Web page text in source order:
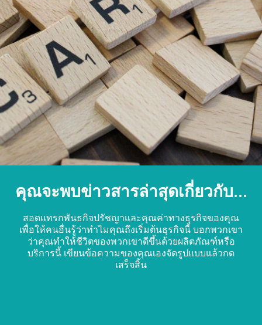
คุณจะพบข่าวสารล่าสุดเกี่ยวกับ...
สอดแทรกพันธกิจปรัชญาและคุณค่าทางธุรกิจของคุณ
เพื่อให้คนอื่นรู้ว่าทำไมคุณถึงเริ่มต้นธุรกิจนี้ บอกพวกเขา
ว่าคุณทำให้ชีวิตของพวกเขาดีขึ้นด้วยผลิตภัณฑ์หรือ
บริการนี้ เขียนข้อความของคุณเองจัดรูปแบบแล้วกด
เสร็จสิ้น